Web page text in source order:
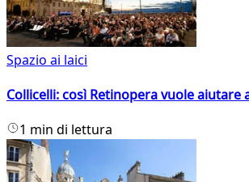
Spazio ai laici
Collicelli: così Retinopera vuole
1 min di lettura